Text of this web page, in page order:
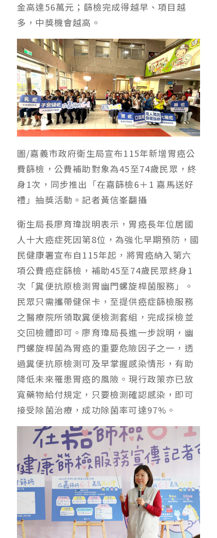
金高達56萬元；篩檢完成得越早、項目越
多，中獎機會越高。
圖/嘉義市政府衛生局宣布115年新增胃癌公
費篩檢，公費補助對象為45至74歲民眾，終
身1次，同步推出「在嘉篩檢6＋1 嘉馬送好
禮」抽獎活動。記者黃信峯翻攝
衛生局長廖育瑋說明表示，胃癌長年位居國
人十大癌症死因第8位，為強化早期預防，國
民健康署宣布自115年起，將胃癌納入第六
項公費癌症篩檢，補助45至74歲民眾終身1
次「糞便抗原檢測胃幽門螺旋桿菌服務」。
民眾只需攜帶健保卡，至提供癌症篩檢服務
之醫療院所領取糞便檢測套組，完成採檢並
交回檢體即可。廖育瑋局長進一步說明，幽
門螺旋桿菌為胃癌的重要危險因子之一，透
過糞便抗原檢測可及早掌握感染情形，有助
降低未來罹患胃癌的風險。現行政策亦已放
寬藥物給付規定，只要檢測確認感染，即可
接受除菌治療，成功除菌率可達97%。